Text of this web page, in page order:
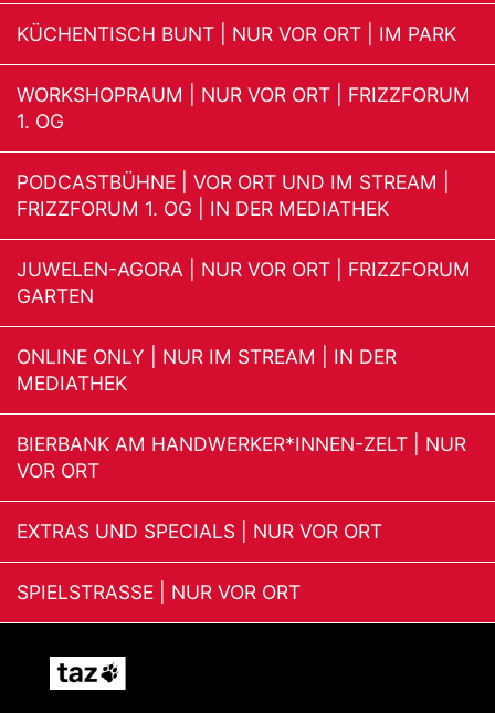
KÜCHENTISCH BUNT | NUR VOR ORT | IM PARK
WORKSHOPRAUM | NUR VOR ORT | FRIZZFORUM
1. OG
PODCASTBÜHNE | VOR ORT UND IM STREAM |
FRIZZFORUM 1. OG | IN DER MEDIATHEK
JUWELEN-AGORA | NUR VOR ORT | FRIZZFORUM
GARTEN
ONLINE ONLY | NUR IM STREAM | IN DER
MEDIATHEK
BIERBANK AM HANDWERKER*INNEN-ZELT | NUR
VOR ORT
EXTRAS UND SPECIALS | NUR VOR ORT
SPIELSTRASSE | NUR VOR ORT